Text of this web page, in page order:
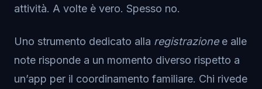
attività. A volte è vero. Spesso no.
Uno strumento dedicato alla registrazionee alle
note risponde a un momento diverso rispetto a
un’app per il coordinamento familiare. Chi rivede